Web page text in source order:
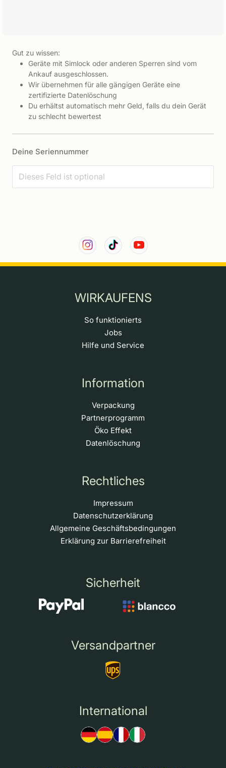
Gut zu wissen:
Geräte mit Simlock oder anderen Sperren sind vom
Ankauf ausgeschlossen.
Wir übernehmen für alle gängigen Geräte eine
zertifizierte Datenlöschung
Du erhältst automatisch mehr Geld, falls du dein Gerät
zu schlecht bewertest
Deine Seriennummer
WIRKAUFENS
So funktionierts
Jobs
Hilfe und Service
Information
Verpackung
Partnerprogramm
Öko Effekt
Datenlöschung
Rechtliches
Impressum
Datenschutzerklärung
Allgemeine Geschäftsbedingungen
Erklärung zur Barrierefreiheit
Sicherheit
Versandpartner
International